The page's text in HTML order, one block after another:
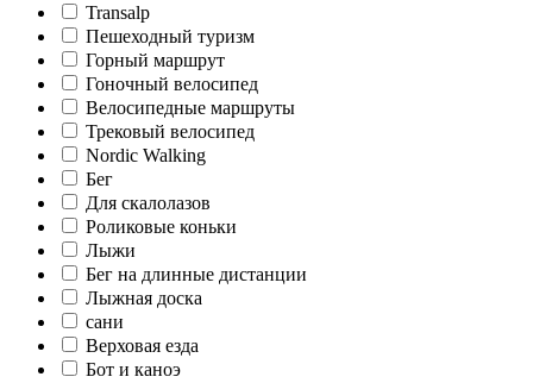
Transalp
Пешеходный туризм
Горный маршрут
Гоночный велосипед
Велосипедные маршруты
Трековый велосипед
Nordic Walking
Бег
Для скалолазов
Роликовые коньки
Лыжи
Бег на длинные дистанции
Лыжная доска
сани
Верховая езда
Бот и каноэ